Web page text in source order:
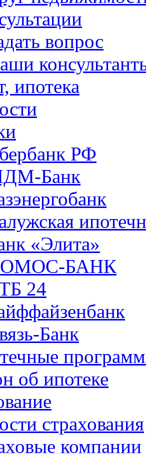
вопрос
ипотека
РФ
Банк
«Элита»
БАНК
24
Банк
об ипотеке
страхования
компании